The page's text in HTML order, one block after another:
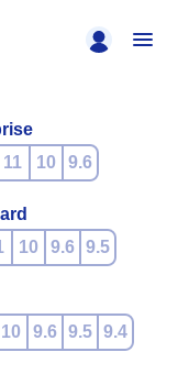
11 10 9.6
10 9.6 9.5
10 9.6 9.5 9.4